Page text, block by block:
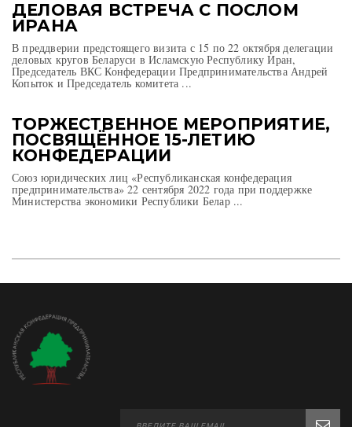
ДЕЛОВАЯ ВСТРЕЧА С ПОСЛОМ
ИРАНА
В преддверии предстоящего визита с 15 по 22 октября делегации
деловых кругов Беларуси в Исламскую Республику Иран,
Председатель ВКС Конфедерации Предпринимательства Андрей
Копыток и Председатель комитета ...
ТОРЖЕСТВЕННОЕ МЕРОПРИЯТИЕ,
ПОСВЯЩЁННОЕ 15-ЛЕТИЮ
КОНФЕДЕРАЦИИ
Союз юридических лиц «Республиканская конфедерация
предпринимательства» 22 сентября 2022 года при поддержке
Министерства экономики Республики Белар ...